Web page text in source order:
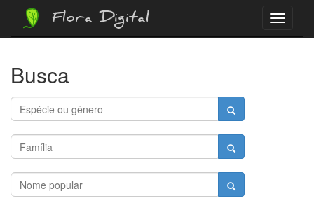
Menu
Flora Digital
Busca